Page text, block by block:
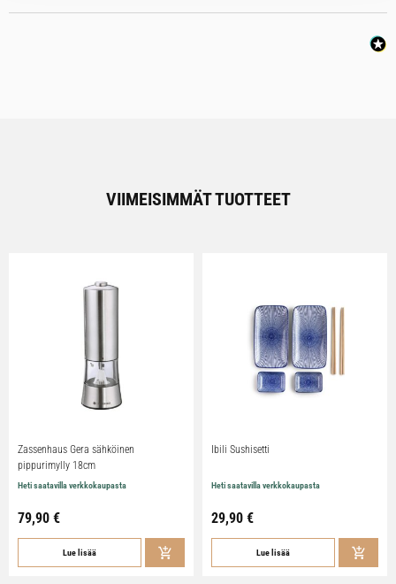
VIIMEISIMMÄT TUOTTEET
Zassenhaus Gera sähköinen
pippurimylly 18cm
Heti saatavilla verkkokaupasta
79,90 €
Lue lisää
Ibili Sushisetti
Heti saatavilla verkkokaupasta
29,90 €
Lue lisää